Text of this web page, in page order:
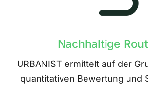
Nachhaltige
URBANIST ermittelt auf der
quantitativen Bewertung und